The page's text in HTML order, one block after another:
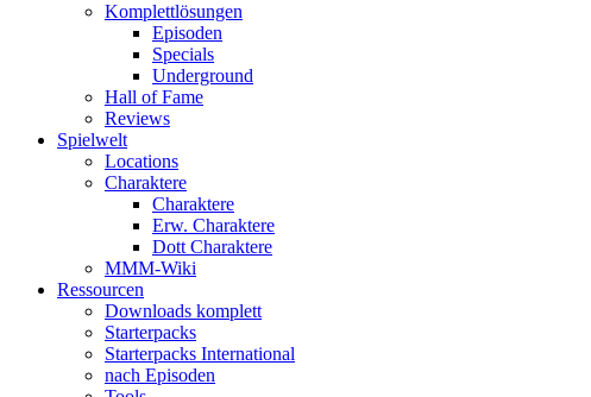
Komplettlösungen
Episoden
Specials
Underground
Hall of Fame
Reviews
Spielwelt
Locations
Charaktere
Charaktere
Erw. Charaktere
Dott Charaktere
MMM-Wiki
Ressourcen
Downloads komplett
Starterpacks
Starterpacks International
nach Episoden